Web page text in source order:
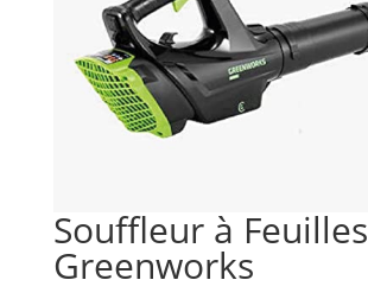
Souffleur à Feuilles
Greenworks